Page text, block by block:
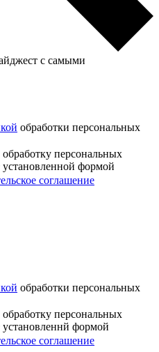
с самыми
обработки персональных
обработку персональных
установленной формой
соглашение
обработки персональных
обработку персональных
установленнй формой
соглашение